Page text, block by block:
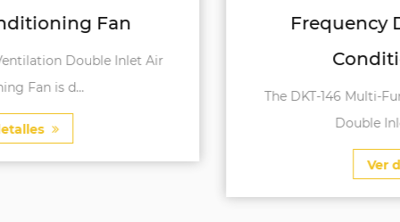
Frequency Double Inlet Air
Conditioning Fan
The DKT-146 Multi-Function Variable Frequency
Ver detalles